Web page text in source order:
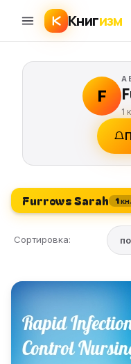
Книгизм
F
1
Furrows Sarah 1
Сортировка: